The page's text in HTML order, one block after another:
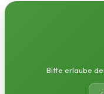
Bitte erlaube